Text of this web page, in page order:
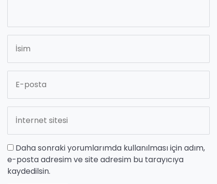
Daha sonraki yorumlarımda kullanılması için adım,
e-posta adresim ve site adresim bu tarayıcıya
kaydedilsin.